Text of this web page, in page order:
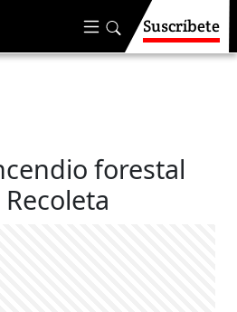
Suscríbete
forestal